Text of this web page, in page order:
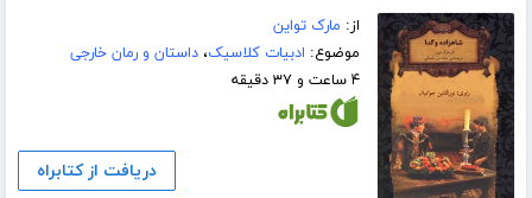
از: مارک تواین
موضوع: ادبیات کلاسیک،داستان و رمان خارجی
۴ ساعت و ۳۷ دقیقه
دریافت از کتابراه